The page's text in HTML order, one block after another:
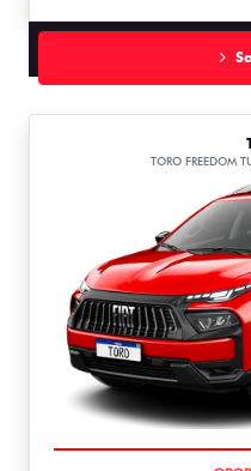
TORO FREEDOM